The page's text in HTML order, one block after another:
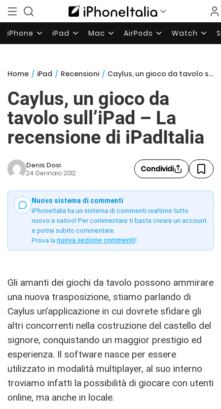
iPhone iPad Mac AirPods Watch
Home / iPad / Recensioni / Caylus, un gioco da tavolo sull’iPad – La recensione di iPadItalia
Caylus, un gioco da
tavolo sull’iPad – La
recensione di iPadItalia
Denis Dosi
24 Gennaio 2012 Condividi
Nuovo sistema di commenti
iPhoneItalia ha un sistema di commenti realtime tutto
nuovo e nativo! Per commentare ti basta creare un account
e potrai subito commentare.
Prova la nuova sezione commenti!
Gli amanti dei giochi da tavolo possono ammirare
una nuova trasposizione, stiamo parlando di
Caylus un’applicazione in cui dovrete sfidare gli
altri concorrenti nella costruzione del castello del
signore, conquistando un maggior prestigio ed
esperienza. Il software nasce per essere
utilizzato in modalità multiplayer, al suo interno
troviamo infatti la possibilità di giocare con utenti
online, ma anche in locale.